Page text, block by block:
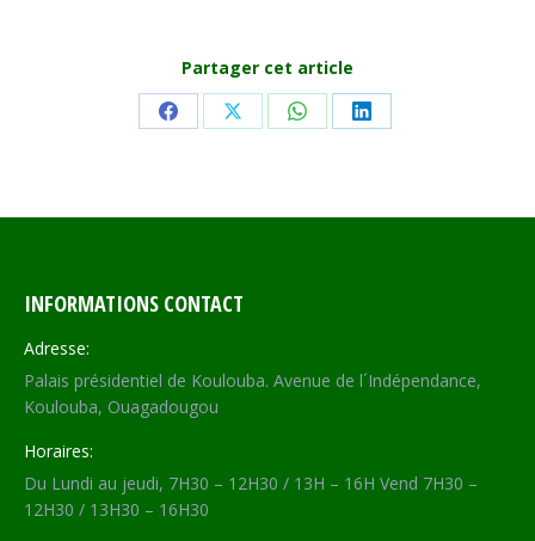
Partager cet article
Share Share Share Share
INFORMATIONS CONTACT
Adresse:
Palais présidentiel de Koulouba. Avenue de l´Indépendance,
Koulouba, Ouagadougou
Horaires:
Du Lundi au jeudi, 7H30 – 12H30 / 13H – 16H Vend 7H30 –
12H30 / 13H30 – 16H30